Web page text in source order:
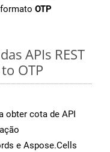
OTP
APIs REST
OTP
obter cota de API
e Aspose.Cells